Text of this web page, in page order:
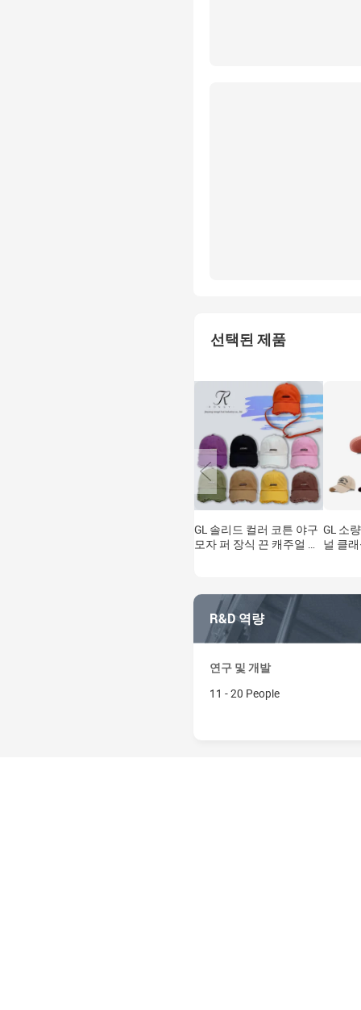
선택된 제품
GL 솔리드 컬러 코튼 야구
모자 퍼 장식 끈 캐주얼 패
GL 소
널 클
R&D 역량
연구 및 개발
11 - 20 People